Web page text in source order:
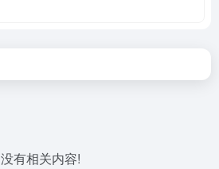
没有相关内容!